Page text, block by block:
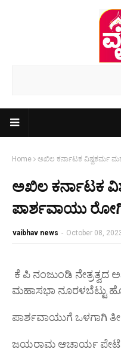
Home ಅಖಿಲ ಕರ್ನಾಟಕ ವಿಶ್ವಕರ್ಮ
ಅಖಿಲ ಕರ್ನಾಟಕ
ಪಾರ್ಶವಾಯು
vaibhav news - October 08,
ಕೆ ಪಿ ನಂಜುಂಡಿ ನೇತ್ರತ್ವದ
ಮಹಾಸಭಾ ನೂರಳಬೆಟ್ಟು
ಪಾರ್ಶವಾಯುಗೆ ಒಳಗಾಗಿ
ಜಯರಾಮ ಆಚಾರ್ಯ ಪೇಟೆ